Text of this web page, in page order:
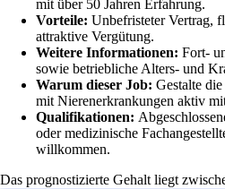
mit über 50 Jahren Erfahrung.
Vorteile: Unbefristeter Vertrag,
attraktive Vergütung.
Weitere Informationen: Fort-
sowie betriebliche Alters- und
Warum dieser Job: Gestalte
mit Nierenerkrankungen aktiv
Qualifikationen:
oder medizinische
willkommen.
Das prognostizierte Gehalt liegt